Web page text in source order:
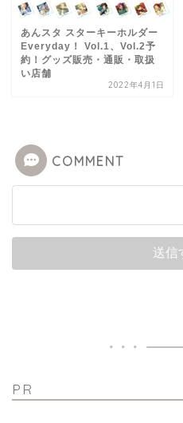
あんスタ スターキーホルダー
Everyday！ Vol.1、Vol.2予
約！グッズ販売・通販・取扱
い店舗
2022年4月1日
COMMENT
PR